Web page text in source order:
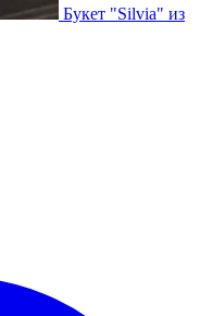
Букет "Silvia" из